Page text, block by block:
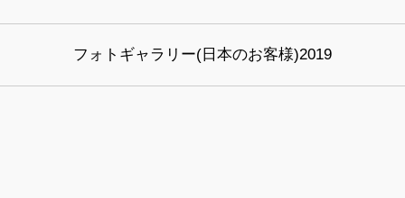
フォトギャラリー(日本のお客様)2019